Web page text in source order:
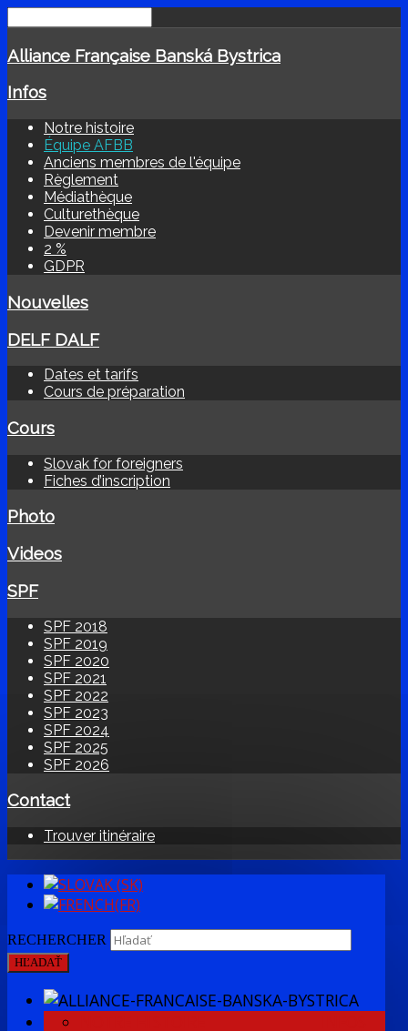
Alliance Française Banská Bystrica
Infos
Notre histoire
Équipe AFBB
Anciens membres de l'équipe
Règlement
Médiathèque
Culturethèque
Devenir membre
2 %
GDPR
Nouvelles
DELF DALF
Dates et tarifs
Cours de préparation
Cours
Slovak for foreigners
Fiches d’inscription
Photo
Videos
SPF
SPF 2018
SPF 2019
SPF 2020
SPF 2021
SPF 2022
SPF 2023
SPF 2024
SPF 2025
SPF 2026
Contact
Trouver itinéraire
RECHERCHER
HĽADAŤ